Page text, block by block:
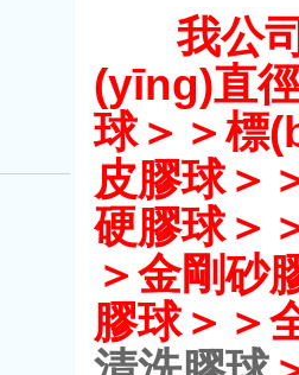
我公
(yīng)直
球＞＞標
皮膠球＞
硬膠球＞
＞金剛砂
膠球＞＞